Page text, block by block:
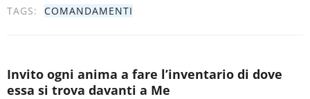
TAGS: COMANDAMENTI
Invito ogni anima a fare l’inventario di dove
essa si trova davanti a Me